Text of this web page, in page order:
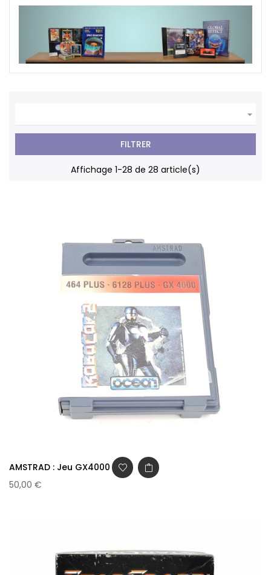

FILTRER
Affichage 1-28 de 28 article(s)
AMSTRAD : Jeu GX4000 -...
50,00 €
TTC